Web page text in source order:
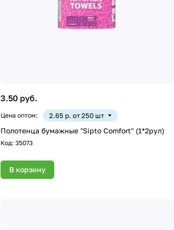
3.50 руб.
Цена оптом: 2.65 р. от 250 шт
Полотенца бумажные "Sipto Comfort" (1*2рул)
Код: 35073
В корзину